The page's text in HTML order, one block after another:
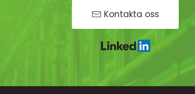
Kontakta oss